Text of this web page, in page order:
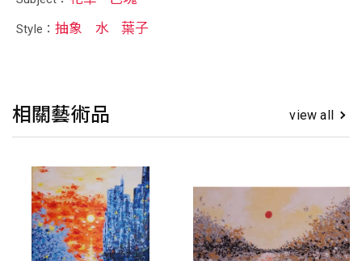
Style：抽象 水 葉子
相關藝術品 view all